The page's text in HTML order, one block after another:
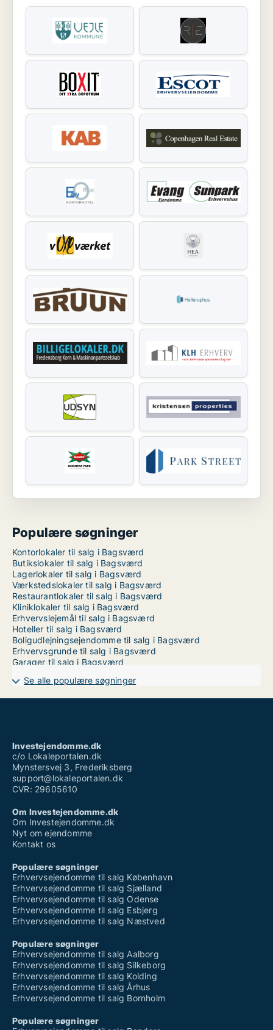
Populære søgninger
Kontorlokaler til salg i Bagsværd
Butikslokaler til salg i Bagsværd
Lagerlokaler til salg i Bagsværd
Værkstedslokaler til salg i Bagsværd
Restaurantlokaler til salg i Bagsværd
Kliniklokaler til salg i Bagsværd
Erhvervslejemål til salg i Bagsværd
Hoteller til salg i Bagsværd
Boligudlejningsejendomme til salg i Bagsværd
Erhvervsgrunde til salg i Bagsværd
Garager til salg i Bagsværd
Se alle populære søgninger
Investejendomme.dk
c/o Lokaleportalen.dk
Mynstersvej 3, Frederiksberg
support@lokaleportalen.dk
CVR: 29605610
Om Investejendomme.dk
Om Investejendomme.dk
Nyt om ejendomme
Kontakt os
Populære søgninger
Erhvervsejendomme til salg København
Erhvervsejendomme til salg Sjælland
Erhvervsejendomme til salg Odense
Erhvervsejendomme til salg Esbjerg
Erhvervsejendomme til salg Næstved
Populære søgninger
Erhvervsejendomme til salg Aalborg
Erhvervsejendomme til salg Silkeborg
Erhvervsejendomme til salg Kolding
Erhvervsejendomme til salg Århus
Erhvervsejendomme til salg Bornholm
Populære søgninger